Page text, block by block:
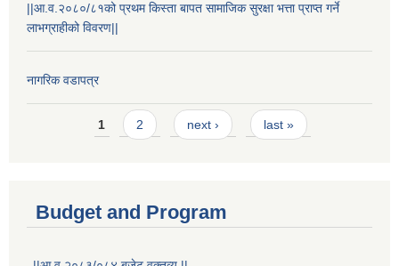
||आ.व.२०८०/८१को प्रथम किस्ता बापत सामाजिक सुरक्षा भत्ता प्राप्त गर्ने
लाभग्राहीको विवरण||
नागरिक वडापत्र
Pages1 2 next › last »
Budget and Program